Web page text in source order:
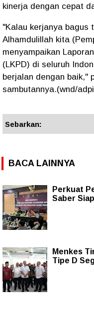
kinerja dengan cepat
"Kalau kerjanya bagus
Alhamdulillah kita
menyampaikan
(LKPD) di seluruh
berjalan dengan baik,"
sambutannya.(wnd/
Sebarkan:
BACA LAINNYA
Perkuat
Saber
Menkes
Tipe D